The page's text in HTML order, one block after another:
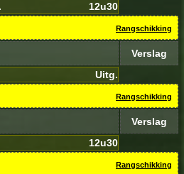
12u30
Rangschikking
Verslag
Uitg.
Rangschikking
Verslag
12u30
Rangschikking